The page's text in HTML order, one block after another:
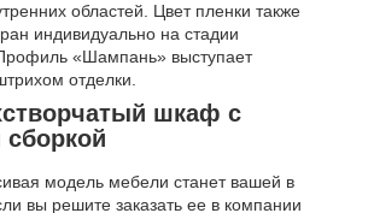
областей. Цвет пленки также
индивидуально на стадии
«Шампань» выступает
отделки.
шкаф с
сборкой
модель мебели станет вашей в
вы решите заказать ее в компании